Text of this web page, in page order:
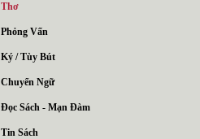
Thơ
Phỏng Vấn
Ký / Tùy Bút
Chuyển Ngữ
Đọc Sách - Mạn Đàm
Tin Sách